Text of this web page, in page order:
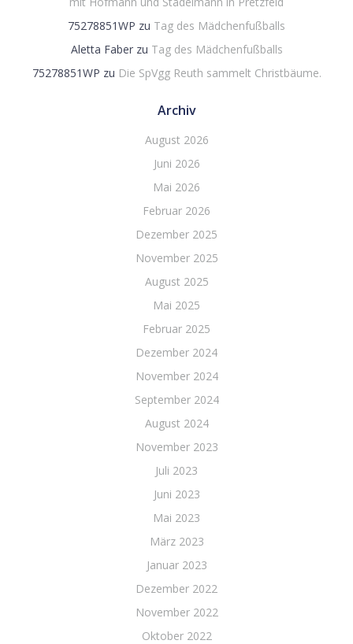
75278851WP zu Tag des Mädchenfußballs
Aletta Faberzu Tag des Mädchenfußballs
75278851WP zu Die SpVgg Reuth sammelt Christbäume.
Archiv
August 2026
Juni 2026
Mai 2026
Februar 2026
Dezember 2025
November 2025
August 2025
Mai 2025
Februar 2025
Dezember 2024
November 2024
September 2024
August 2024
November 2023
Juli 2023
Juni 2023
Mai 2023
März 2023
Januar 2023
Dezember 2022
November 2022
Oktober 2022